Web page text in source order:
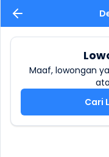
Maaf, lowongan
Cari